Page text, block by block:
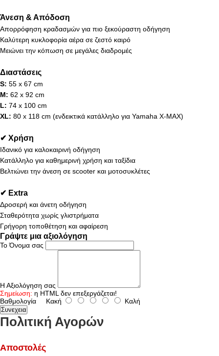
Άνεση & Απόδοση
Απορρόφηση κραδασμών για πιο ξεκούραστη οδήγηση
Καλύτερη κυκλοφορία αέρα σε ζεστό καιρό
Μειώνει την κόπωση σε μεγάλες διαδρομές
Διαστάσεις
S: 55 x 67 cm
M: 62 x 92 cm
L: 74 x 100 cm
XL: 80 x 118 cm (ενδεικτικά κατάλληλο για Yamaha X-MAX)
✔ Χρήση
Ιδανικό για καλοκαιρινή οδήγηση
Κατάλληλο για καθημερινή χρήση και ταξίδια
Βελτιώνει την άνεση σε scooter και μοτοσυκλέτες
✔ Extra
Δροσερή και άνετη οδήγηση
Σταθερότητα χωρίς γλιστρήματα
Γρήγορη τοποθέτηση και αφαίρεση
Γράψτε μια αξιολόγηση
Το Όνομα σας
Η Αξιολόγηση σας
Σημείωση: η HTML δεν επεξεργάζεται!
Βαθμολογία Κακή Καλή
Συνεχεια
Πολιτική Αγορών
Αποστολές